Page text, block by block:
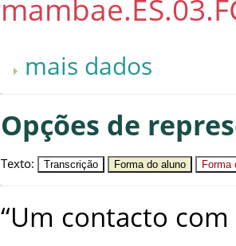
mais dados
Opções de
Texto: Transcrição Forma do aluno Forma
“Um contacto com